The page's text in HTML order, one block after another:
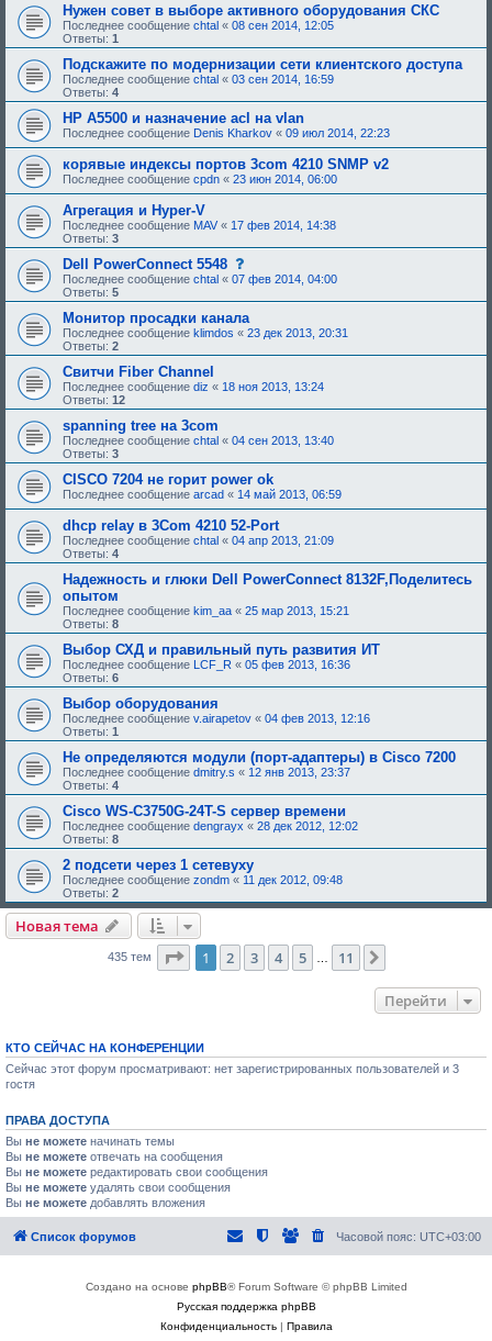
б
у
е
е
о
б
р
е
н
Нужен совет в выборе активного оборудования СКС
Последнее сообщение chtal « 08 сен 2014, 12:05
Ответы: 1
Подскажите по модернизации сети клиентского доступа
Последнее сообщение chtal « 03 сен 2014, 16:59
Ответы: 4
HP A5500 и назначение acl на vlan
Последнее сообщение Denis Kharkov « 09 июл 2014, 22:23
корявые индексы портов 3com 4210 SNMP v2
Последнее сообщение cpdn « 23 июн 2014, 06:00
Агрегация и Hyper-V
Последнее сообщение MAV« 17 фев 2014, 14:38
Ответы: 3
Dell PowerConnect 5548
о
о
б
е
н
и
т
р
у
е
е
о
д
о
р
е
и
я
:
Последнее сообщение chtal « 07 фев 2014, 04:00
Ответы: 5
Монитор просадки канала
Последнее сообщение klimdos « 23 дек 2013, 20:31
Ответы: 2
Свитчи Fiber Channel
Последнее сообщение diz « 18 ноя 2013, 13:24
Ответы: 12
spanning tree на 3com
Последнее сообщение chtal « 04 сен 2013, 13:40
Ответы: 3
CISCO 7204 не горит power ok
Последнее сообщение arcad « 14 май 2013, 06:59
dhcp relay в 3Com 4210 52-Port
Последнее сообщение chtal « 04 апр 2013, 21:09
Ответы: 4
Надежность и глюки Dell PowerConnect 8132F,Поделитесь
опытом
Последнее сообщение kim_aa « 25 мар 2013, 15:21
Ответы: 8
Выбор СХД и правильный путь развития ИТ
Последнее сообщение LCF_R « 05 фев 2013, 16:36
Ответы: 6
Выбор оборудования
Последнее сообщение v.airapetov « 04 фев 2013, 12:16
Ответы: 1
Не определяются модули (порт-адаптеры) в Cisco 7200
Последнее сообщение dmitry.s « 12 янв 2013, 23:37
Ответы: 4
Cisco WS-C3750G-24T-S сервер времени
Последнее сообщение dengrayx « 28 дек 2012, 12:02
Ответы: 8
2 подсети через 1 сетевуху
Последнее сообщение zondm « 11 дек 2012, 09:48
Ответы: 2
Новая тема
435 тем Страница из 11
1 2 3 4 5 11
Перейти
КТО СЕЙЧАС НА КОНФЕРЕНЦИИ
Сейчас этот форум просматривают: нет зарегистрированных пользователей и 3
гостя
ПРАВА ДОСТУПА
Вы не можете начинать темы
Вы не можете отвечать на сообщения
Вы не можете редактировать свои сообщения
Вы не можете удалять свои сообщения
Вы не можете добавлять вложения
Список форумов Часовой пояс: UTC+03:00
Создано на основе phpBB® Forum Software © phpBB Limited
Русская поддержка phpBB
Конфиденциальность| Правила